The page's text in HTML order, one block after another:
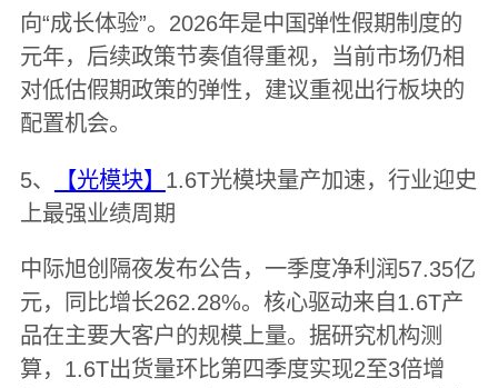
向“成长体验”。2026年是中国弹性假期制度的
元年，后续政策节奏值得重视，当前市场仍相
对低估假期政策的弹性，建议重视出行板块的
配置机会。
5、 【光模块】 1.6T光模块量产加速，行业迎史
上最强业绩周期
中际旭创隔夜发布公告，一季度净利润57.35亿
元，同比增长262.28%。核心驱动来自1.6T产
品在主要大客户的规模上量。据研究机构测
算，1.6T出货量环比第四季度实现2至3倍增